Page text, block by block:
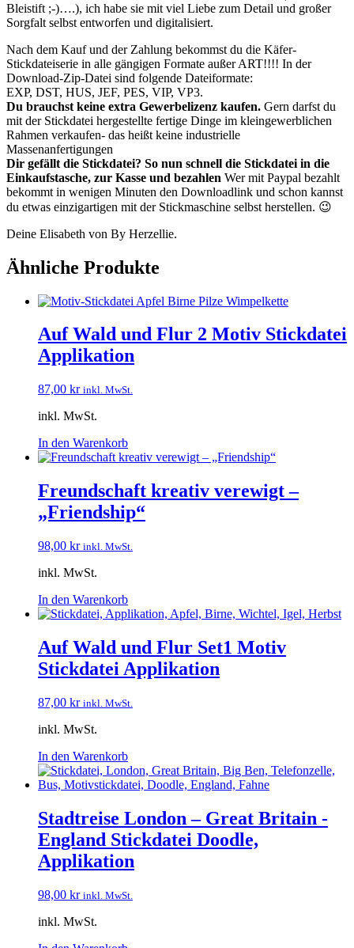
Bleistift ;-)….), ich habe sie mit viel Liebe zum Detail und großer
Sorgfalt selbst entworfen und digitalisiert.
Nach dem Kauf und der Zahlung bekommst du die Käfer-
Stickdateiserie in alle gängigen Formate außer ART!!!! In der
Download-Zip-Datei sind folgende Dateiformate:
EXP, DST, HUS, JEF, PES, VIP, VP3.
Du brauchst keine extra Gewerbelizenz kaufen. Gern darfst du
mit der Stickdatei hergestellte fertige Dinge im kleingewerblichen
Rahmen verkaufen- das heißt keine industrielle
Massenanfertigungen
Dir gefällt die Stickdatei? So nun schnell die Stickdatei in die
Einkaufstasche, zur Kasse und bezahlen Wer mit Paypal bezahlt
bekommt in wenigen Minuten den Downloadlink und schon kannst
du etwas einzigartigen mit der Stickmaschine selbst herstellen. 😉
Deine Elisabeth von By Herzellie.
Ähnliche Produkte
Auf Wald und Flur 2 Motiv Stickdatei
Applikation
87,00 kr inkl. MwSt.
inkl. MwSt.
In den Warenkorb
Freundschaft kreativ verewigt –
„Friendship“
98,00 kr inkl. MwSt.
inkl. MwSt.
In den Warenkorb
Auf Wald und Flur Set1 Motiv
Stickdatei Applikation
87,00 kr inkl. MwSt.
inkl. MwSt.
In den Warenkorb
Stadtreise London – Great Britain -
England Stickdatei Doodle,
Applikation
98,00 kr inkl. MwSt.
inkl. MwSt.